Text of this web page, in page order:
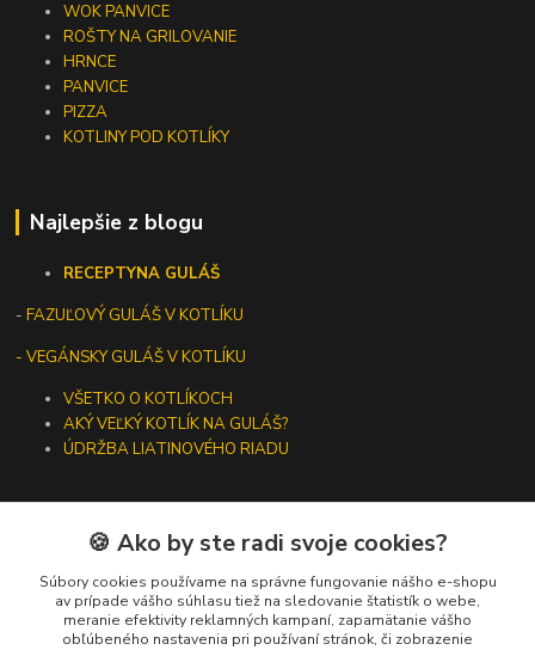
WOK PANVICE
ROŠTY NA GRILOVANIE
HRNCE
PANVICE
PIZZA
KOTLINY POD KOTLÍKY
Najlepšie z blogu
RECEPTYNA GULÁŠ
-FAZUĽOVÝ GULÁŠ V KOTLÍKU
- VEGÁNSKY GULÁŠ V KOTLÍKU
VŠETKO O KOTLÍKOCH
AKÝ VEĽKÝ KOTLÍK NA GULÁŠ?
ÚDRŽBA LIATINOVÉHO RIADU
Kontakty
+421 919 275 553
🍪 Ako by ste radi svoje cookies?
Súbory cookies používame na správne fungovanie nášho e-shopu
av prípade vášho súhlasu tiež na sledovanie štatistík o webe,
meranie efektivity reklamných kampaní, zapamätanie vášho
obľúbeného nastavenia pri používaní stránok, či zobrazenie